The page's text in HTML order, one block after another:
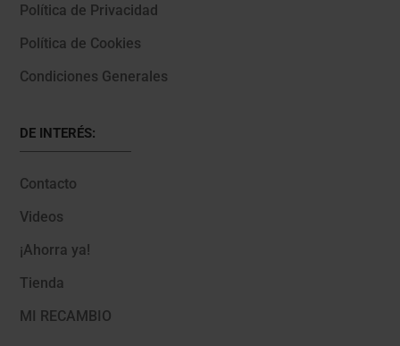
Política de Privacidad
Política de Cookies
Condiciones Generales
DE INTERÉS:
Contacto
Videos
¡Ahorra ya!
Tienda
MI RECAMBIO